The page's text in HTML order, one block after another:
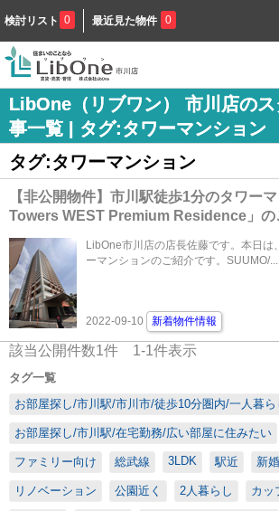
検討リスト 0 最近見た物件 0
LibOne（リブワン） 市川店の
事一覧 | タグ:タワーマンション
タグ:タワーマンション
【非公開物件】市川駅徒歩1分のタワー
Towers WEST Premium Residence」の
LibOne市川店の店長佐藤です。本日は
ーマンションのご紹介です。SUUMO/...
2022-09-10 新着物件情報
該当公開件数1件 1-1件表示
タグ一覧
お部屋探し/市川駅/市川市/徒歩10分圏内/一人暮
お部屋探し/市川駅/在宅勤務/広い部屋に住みたい
ファミリー向け 総武線 3LDK 駅近 新
リノベーション 公園近く 2人暮らし カッ